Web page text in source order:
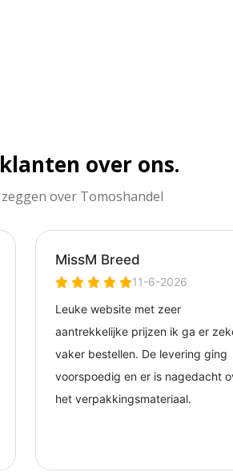
over ons.
over Tomoshandel